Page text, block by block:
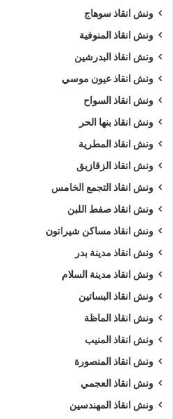
ونش انقاذ سوهاج
ونش انقاذ المنوفية
ونش انقاذ البدرشين
ونش انقاذ عيون موسي
ونش انقاذ السواح
ونش انقاذ بنها الحر
ونش انقاذ المطرية
ونش انقاذ الزقازيق
ونش انقاذ التجمع الخامس
ونش انقاذ صفط اللبن
ونش انقاذ مساكن شيراتون
ونش انقاذ مدينة بدر
ونش انقاذ مدينة السلام
ونش انقاذ البساتين
ونش انقاذ الماظة
ونش انقاذ المنيب
ونش انقاذ المنصورة
ونش انقاذ العجمي
ونش انقاذ المهندسين